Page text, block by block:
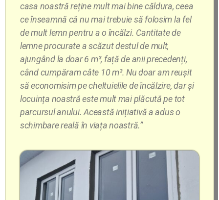
casa noastră reține mult mai bine căldura, ceea
ce înseamnă că nu mai trebuie să folosim la fel
de mult lemn pentru a o încălzi. Cantitate de
lemne procurate a scăzut destul de mult,
ajungând la doar 6 m³, față de anii precedenți,
când cumpăram câte 10 m³. Nu doar am reușit
să economisim pe cheltuielile de încălzire, dar și
locuința noastră este mult mai plăcută pe tot
parcursul anului. Această inițiativă a adus o
schimbare reală în viața noastră.”